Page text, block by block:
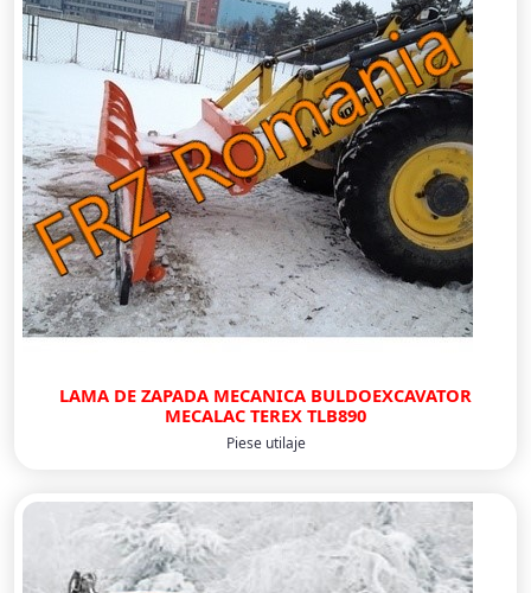
LAMA DE ZAPADA MECANICA BULDOEXCAVATOR
MECALAC TEREX TLB890
Piese utilaje